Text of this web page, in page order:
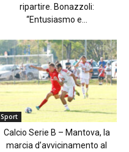
ripartire. Bonazzoli:
“Entusiasmo e...
Sport
Calcio Serie B – Mantova, la
marcia d’avvicinamento al